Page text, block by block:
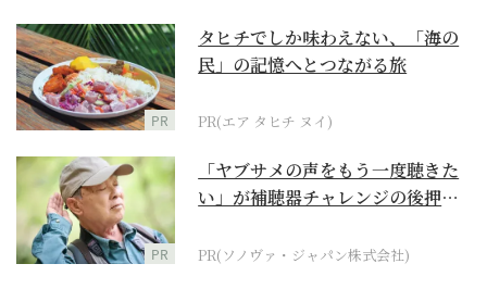
PR
タヒチでしか味わえない、「海の
民」の記憶へとつながる旅
PR(エア タヒチ ヌイ)
PR
「ヤブサメの声をもう一度聴きた
い」が補聴器チャレンジの後押し
PR(ソノヴァ・ジャパン株式会社)